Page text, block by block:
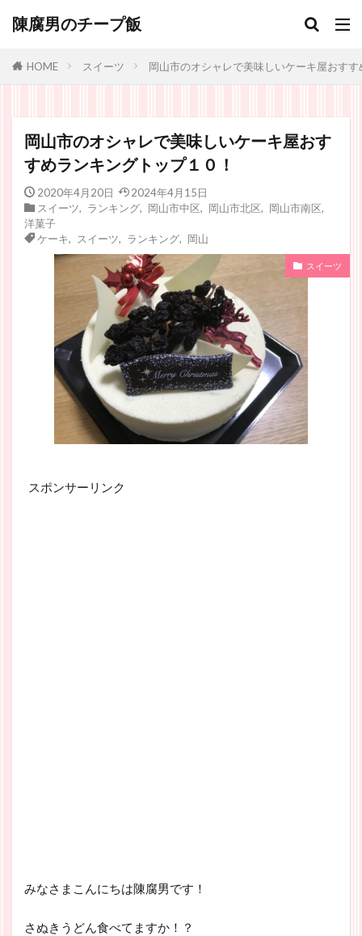
陳腐男のチープ飯
HOME スイーツ 岡山市のオシャレで美味しいケーキ屋おす
岡山市のオシャレで美味しいケーキ屋おす
すめランキングトップ１０！
2020年4月20日
2024年4月15日
スイーツ
ランキング, 岡山市中区 岡山市北区 岡山市南区
洋菓子
ケーキ
スイーツ ランキング, 岡山
スイーツ
スポンサーリンク
みなさまこんにちは陳腐男です！
さぬきうどん食べてますか！？